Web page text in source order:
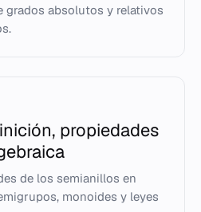
grados absolutos y relativos
propiedades
de los semianillos en
monoides y leyes